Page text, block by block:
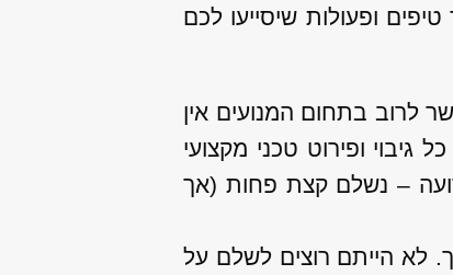
ופעולות שיסייעו לכם
לרוב בתחום המנועים אין
ופירוט טכני מקצועי
– נשלם קצת פחות (אך
לא הייתם רוצים לשלם על